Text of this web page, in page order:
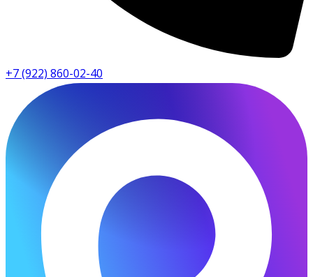
+7 (922) 860-02-40